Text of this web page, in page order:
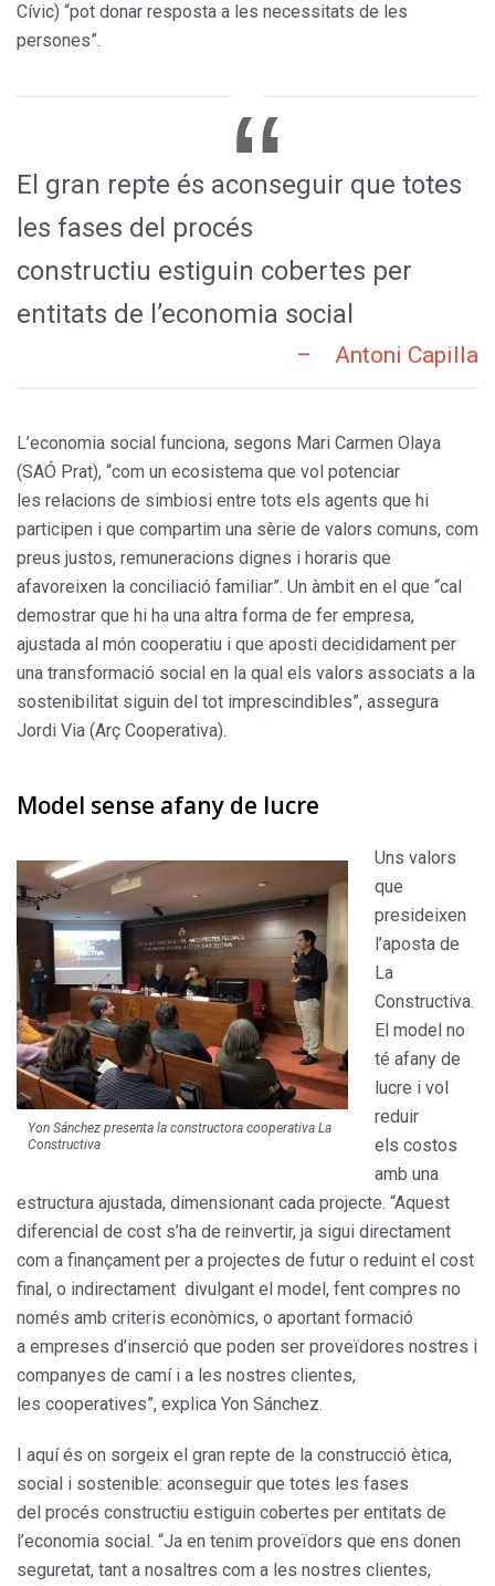
Cívic) “pot donar resposta a les necessitats de les
persones”.
El gran repte és aconseguir que totes
les fases del procés
constructiu estiguin cobertes per
entitats de l’economia social
L’economia social funciona, segons Mari Carmen Olaya
(SAÓ Prat), “com un ecosistema que vol potenciar
les relacions de simbiosi entre tots els agents que hi
participen i que compartim una sèrie de valors comuns, com
preus justos, remuneracions dignes i horaris que
afavoreixen la conciliació familiar”. Un àmbit en el que “cal
demostrar que hi ha una altra forma de fer empresa,
ajustada al món cooperatiu i que aposti decididament per
una transformació social en la qual els valors associats a la
sostenibilitat siguin del tot imprescindibles”, assegura
Jordi Via (Arç Cooperativa).
Model sense afany de lucre
Yon Sánchez presenta la constructora cooperativa La
Constructiva
Uns valors
que
presideixen
l’aposta de
La
Constructiva.
El model no
té afany de
lucre i vol
reduir
els costos
amb una
estructura ajustada, dimensionant cada projecte. “Aquest
diferencial de cost s’ha de reinvertir, ja sigui directament
com a finançament per a projectes de futur o reduint el cost
final, o indirectament divulgant el model, fent compres no
només amb criteris econòmics, o aportant formació
a empreses d’inserció que poden ser proveïdores nostres i
companyes de camí i a les nostres clientes,
les cooperatives”, explica Yon Sánchez.
I aquí és on sorgeix el gran repte de la construcció ètica,
social i sostenible: aconseguir que totes les fases
del procés constructiu estiguin cobertes per entitats de
l’economia social. “Ja en tenim proveïdors que ens donen
seguretat, tant a nosaltres com a les nostres clientes,